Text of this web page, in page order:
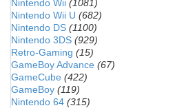
Nintendo Wii (1081)
Nintendo Wii U (682)
Nintendo DS (1100)
Nintendo 3DS (929)
Retro-Gaming (15)
GameBoy Advance (67)
GameCube (422)
GameBoy (119)
Nintendo 64 (315)